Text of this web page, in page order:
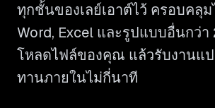
ทุกชั้นของเลย์เอาต์ไว้ ครอบคลุม
Word, Excel และรูปแบบอื่นกว่
โหลดไฟล์ของคุณ แล้วรับงานแ
ทานภายในไม่กี่นาที